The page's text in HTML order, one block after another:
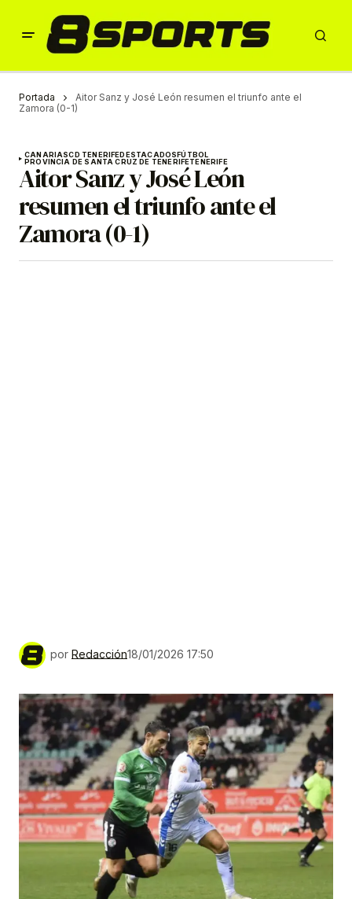
Portada
Aitor Sanz y José León resumen el triunfo ante el
Zamora (0-1)
CANARIASCD TENERIFEDESTACADOSFÚTBOL
PROVINCIA DE SANTA CRUZ DE TENERIFETENERIFE
Aitor Sanz y José León
resumen el triunfo ante el
Zamora (0-1)
por Redacción18/01/2026 17:50